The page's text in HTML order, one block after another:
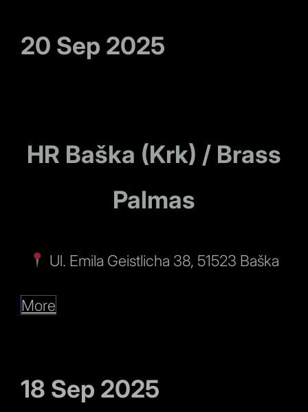
20 Sep 2025
HR Baška (Krk) / Brass
Palmas
Ul. Emila Geistlicha 38, 51523 Baška
More
18 Sep 2025